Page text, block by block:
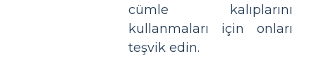
cümle kalıplarını
kullanmaları için onları
teşvik edin.